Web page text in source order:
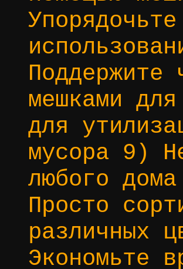
Поддержите
мешками
для
мусора 9)
любого
Просто
различных
Экономьте